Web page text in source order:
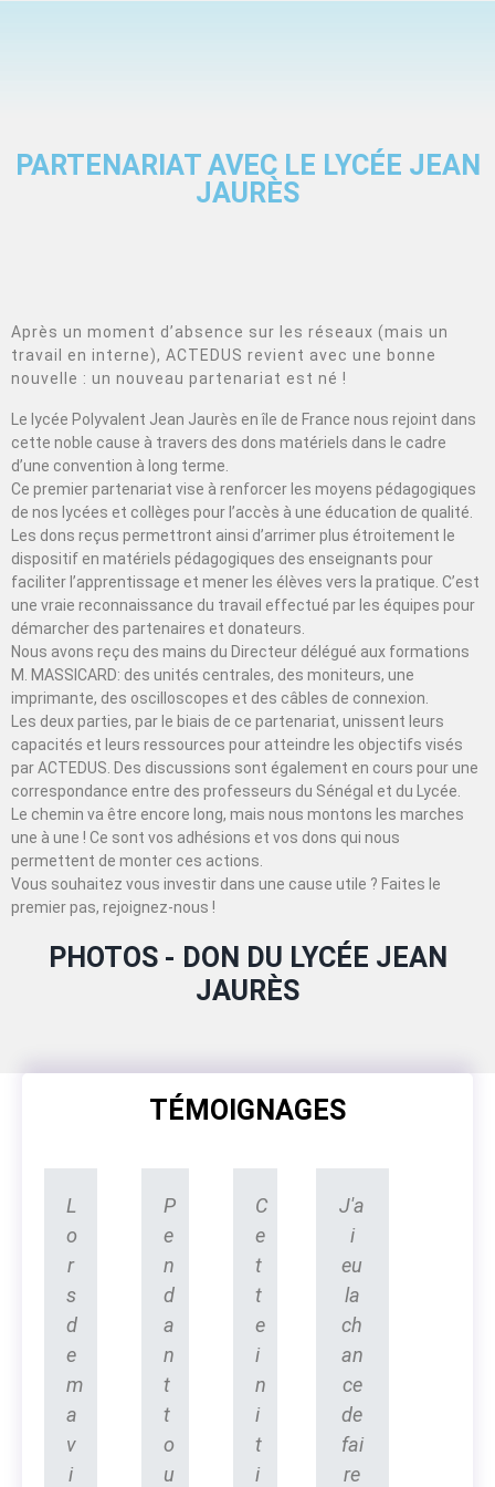
PARTENARIAT AVEC LE LYCÉE JEAN
JAURÈS
Après un moment d’absence sur les réseaux (mais un
travail en interne), ACTEDUS revient avec une bonne
nouvelle : un nouveau partenariat est né !
Le lycée Polyvalent Jean Jaurès en île de France nous rejoint dans
cette noble cause à travers des dons matériels dans le cadre
d’une convention à long terme.
Ce premier partenariat vise à renforcer les moyens pédagogiques
de nos lycées et collèges pour l’accès à une éducation de qualité.
Les dons reçus permettront ainsi d’arrimer plus étroitement le
dispositif en matériels pédagogiques des enseignants pour
faciliter l’apprentissage et mener les élèves vers la pratique. C’est
une vraie reconnaissance du travail effectué par les équipes pour
démarcher des partenaires et donateurs.
Nous avons reçu des mains du Directeur délégué aux formations
M. MASSICARD: des unités centrales, des moniteurs, une
imprimante, des oscilloscopes et des câbles de connexion.
Les deux parties, par le biais de ce partenariat, unissent leurs
capacités et leurs ressources pour atteindre les objectifs visés
par ACTEDUS. Des discussions sont également en cours pour une
correspondance entre des professeurs du Sénégal et du Lycée.
Le chemin va être encore long, mais nous montons les marches
une à une ! Ce sont vos adhésions et vos dons qui nous
permettent de monter ces actions.
Vous souhaitez vous investir dans une cause utile ? Faites le
premier pas, rejoignez-nous !
PHOTOS - DON DU LYCÉE JEAN
JAURÈS
TÉMOIGNAGES
L
o
r
s
d
e
m
a
v
i
P
e
n
d
a
n
t
t
o
u
C
e
t
t
e
i
n
i
t
i
J'a
i
eu
la
ch
an
ce
de
fai
re